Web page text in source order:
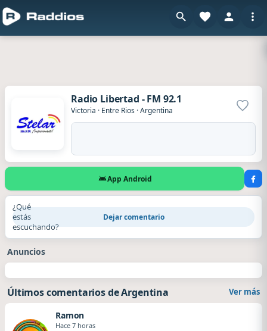
Radio Libertad - FM 92.1
Victoria · Entre Rios ·Argentina
App Android
¿Qué
estás
escuchando?
Dejar comentario
Anuncios
Últimos comentarios de Argentina Ver más
Ramon
Hace 7 horas